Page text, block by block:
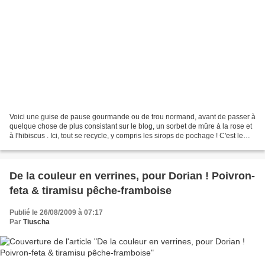
Voici une guise de pause gourmande ou de trou normand, avant de passer à
quelque chose de plus consistant sur le blog, un sorbet de mûre à la rose et
à l'hibiscus . Ici, tout se recycle, y compris les sirops de pochage ! C'est le
De la couleur en verrines, pour Dorian ! Poivron-
feta & tiramisu pêche-framboise
Publié le 26/08/2009 à 07:17
Par Tiuscha